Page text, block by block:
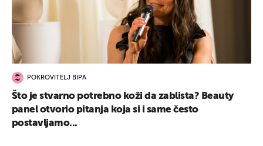
POKROVITELJ BIPA
Što je stvarno potrebno koži da zablista? Beauty
panel otvorio pitanja koja si i same često
postavljamo...